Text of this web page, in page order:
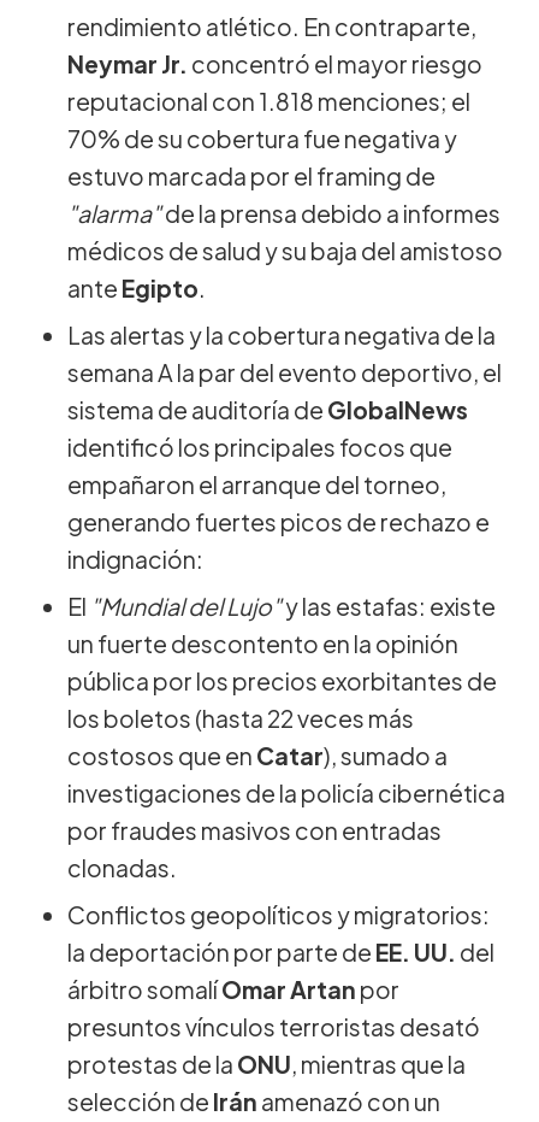
rendimiento atlético. En contraparte,
Neymar Jr. concentró el mayor riesgo
reputacional con 1.818 menciones; el
70% de su cobertura fue negativa y
estuvo marcada por el framing de
"alarma"de la prensa debido a informes
médicos de salud y su baja del amistoso
ante Egipto.
Las alertas y la cobertura negativa de la
semana A la par del evento deportivo, el
sistema de auditoría de GlobalNews
identificó los principales focos que
empañaron el arranque del torneo,
generando fuertes picos de rechazo e
indignación:
El "Mundial del Lujo"y las estafas: existe
un fuerte descontento en la opinión
pública por los precios exorbitantes de
los boletos (hasta 22 veces más
costosos que en Catar), sumado a
investigaciones de la policía cibernética
por fraudes masivos con entradas
clonadas.
Conflictos geopolíticos y migratorios:
la deportación por parte de EE. UU. del
árbitro somalíOmar Artan por
presuntos vínculos terroristas desató
protestas de la ONU, mientras que la
selección de Irán amenazó con un